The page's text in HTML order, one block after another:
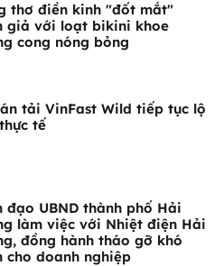
thơ điền kinh "đốt mắt"
giả với loạt bikini khoe
cong nóng bỏng
tải VinFast Wild tiếp tục lộ
tế
đạo UBND thành phố Hải
làm việc với Nhiệt điện Hải
đồng hành tháo gỡ khó
cho doanh nghiệp